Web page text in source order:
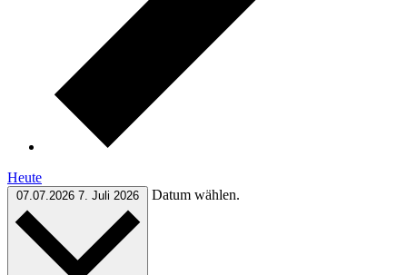
Heute
07.07.2026 7. Juli 2026 Datum wählen.